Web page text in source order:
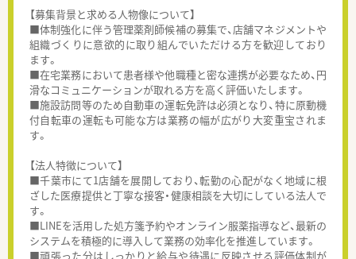
【募集背景と求める人物像について】
■体制強化に伴う管理薬剤師候補の募集で、店舗マネジメントや
組織づくりに意欲的に取り組んでいただける方を歓迎しており
ます。
■在宅業務において患者様や他職種と密な連携が必要なため、円
滑なコミュニケーションが取れる方を高く評価いたします。
■施設訪問等のため自動車の運転免許は必須となり、特に原動機
付自転車の運転も可能な方は業務の幅が広がり大変重宝されま
す。
【法人特徴について】
■千葉市にて1店舗を展開しており、転勤の心配がなく地域に根
ざした医療提供と丁寧な接客・健康相談を大切にしている法人で
す。
■LINEを活用した処方箋予約やオンライン服薬指導など、最新の
システムを積極的に導入して業務の効率化を推進しています。
■頑張った分はしっかりと給与や待遇に反映させる評価体制が